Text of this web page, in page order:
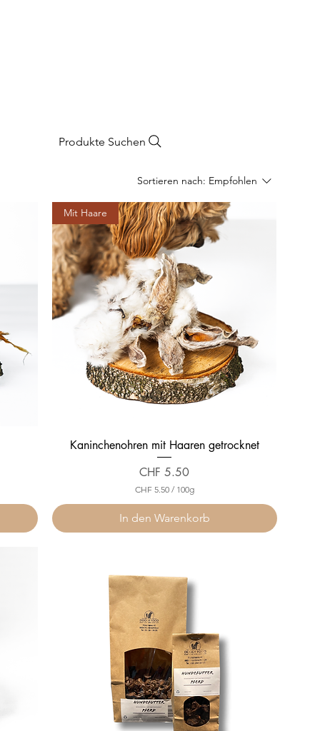
Sortieren nach: Empfohlen
Mit Haare
Kaninchenohren mit Haaren getrocknet
Preis
CHF 5.50
CHF 5.50 / 100g
H
F
0
0
G
r
a
m
m
In den Warenkorb
Produkte Suchen